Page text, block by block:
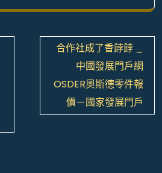
合作社成了香餑餑 _
中國發展門戶網
OSDER奧斯德零件報
價－國家發展門戶